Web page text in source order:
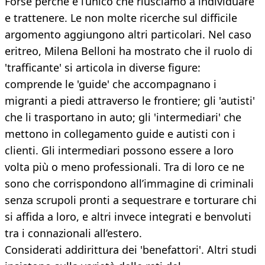
e trattenere. Le non molte ricerche sul difficile
argomento aggiungono altri particolari. Nel caso
eritreo, Milena Belloni ha mostrato che il ruolo di
'trafficante' si articola in diverse figure:
comprende le 'guide' che accompagnano i
migranti a piedi attraverso le frontiere; gli 'autisti'
che li trasportano in auto; gli 'intermediari' che
mettono in collegamento guide e autisti con i
clienti. Gli intermediari possono essere a loro
volta più o meno professionali. Tra di loro ce ne
sono che corrispondono all’immagine di criminali
senza scrupoli pronti a sequestrare e torturare chi
si affida a loro, e altri invece integrati e benvoluti
tra i connazionali all’estero.
Considerati addirittura dei 'benefattori'. Altri studi